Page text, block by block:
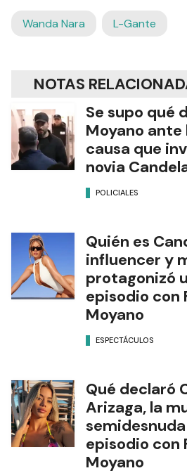
Wanda Nara L-Gante
NOTAS
Se supo qué
Moyano
causa que
novia
POLICIALES
Quién es
influencer y
protagonizó
episodio con
Moyano
ESPECTÁCULOS
Qué declaró
Arizaga, la
episodio con
Moyano